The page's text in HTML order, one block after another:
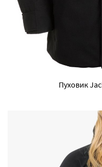
Пуховик